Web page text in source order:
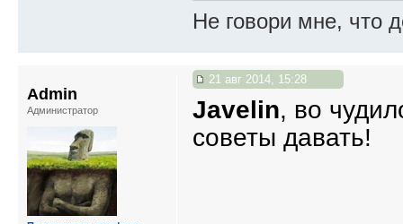
Не говори мне, что
21 авг 2014, 15:28
Javelin, во
советы давать!
Admin
Администратор